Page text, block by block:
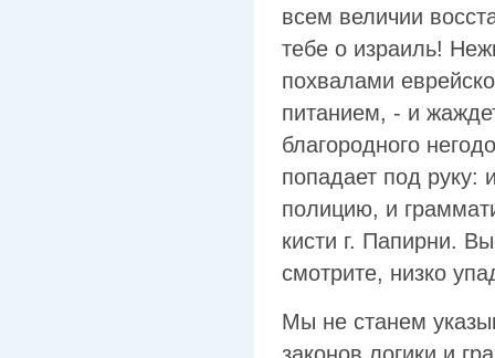
всем величии
тебе о израиль!
похвалами
питанием, - и
благородного
попадает под руку:
полицию, и
кисти г. Папирни.
смотрите, низко
Мы не станем